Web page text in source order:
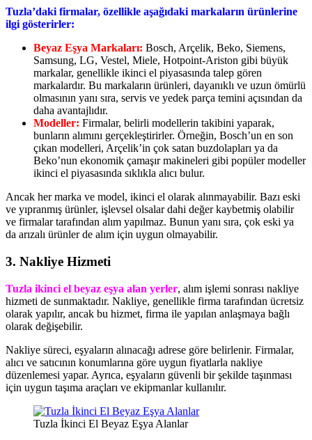
Tuzla’daki firmalar, özellikle aşağıdaki markaların ürünlerine
ilgi gösterirler:
Beyaz Eşya Markaları: Bosch, Arçelik, Beko, Siemens,
Samsung, LG, Vestel, Miele, Hotpoint-Ariston gibi büyük
markalar, genellikle ikinci el piyasasında talep gören
markalardır. Bu markaların ürünleri, dayanıklı ve uzun ömürlü
olmasının yanı sıra, servis ve yedek parça temini açısından da
daha avantajlıdır.
Modeller: Firmalar, belirli modellerin takibini yaparak,
bunların alımını gerçekleştirirler. Örneğin, Bosch’un en son
çıkan modelleri, Arçelik’in çok satan buzdolapları ya da
Beko’nun ekonomik çamaşır makineleri gibi popüler modeller
ikinci el piyasasında sıklıkla alıcı bulur.
Ancak her marka ve model, ikinci el olarak alınmayabilir. Bazı eski
ve yıpranmış ürünler, işlevsel olsalar dahi değer kaybetmiş olabilir
ve firmalar tarafından alım yapılmaz. Bunun yanı sıra, çok eski ya
da arızalı ürünler de alım için uygun olmayabilir.
3. Nakliye Hizmeti
Tuzla ikinci el beyaz eşya alan yerler, alım işlemi sonrası nakliye
hizmeti de sunmaktadır. Nakliye, genellikle firma tarafından ücretsiz
olarak yapılır, ancak bu hizmet, firma ile yapılan anlaşmaya bağlı
olarak değişebilir.
Nakliye süreci, eşyaların alınacağı adrese göre belirlenir. Firmalar,
alıcı ve satıcının konumlarına göre uygun fiyatlarla nakliye
düzenlemesi yapar. Ayrıca, eşyaların güvenli bir şekilde taşınması
için uygun taşıma araçları ve ekipmanlar kullanılır.
Tuzla İkinci El Beyaz Eşya Alanlar